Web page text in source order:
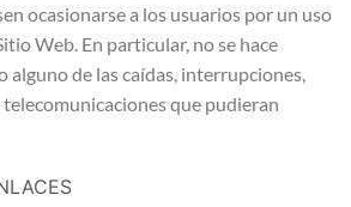
ocasionarse a los usuarios por un uso
Web. En particular, no se hace
alguno de las caídas, interrupciones,
que pudieran